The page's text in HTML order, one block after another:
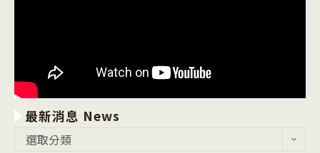
最新消息 News
選取分類